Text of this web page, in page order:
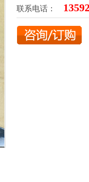
联系电话：